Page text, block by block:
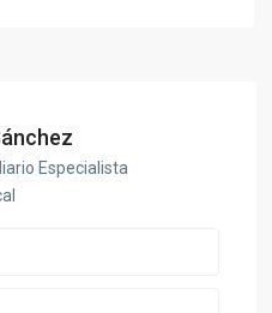
Especialista